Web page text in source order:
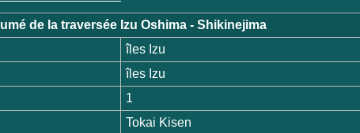
de la traversée Izu Oshima - Shikinejima
îles Izu
îles Izu
1
Tokai Kisen